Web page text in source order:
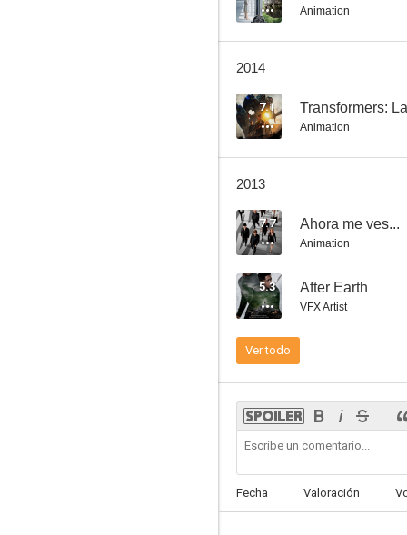
--
Animation
2014
7.1 Transformers:
Animation
2013
7.7 Ahora me ves...
Animation
5.3 After Earth
VFX Artist
Ver todo
Fecha Valoración